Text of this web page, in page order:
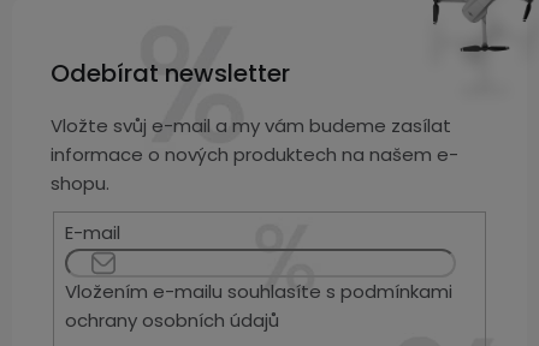
Odebírat newsletter
Vložte svůj e-mail a my vám budeme zasílat
informace o nových produktech na našem e-
shopu.
E-mail
Vložením e-mailu souhlasíte spodmínkami
ochrany osobních údajů